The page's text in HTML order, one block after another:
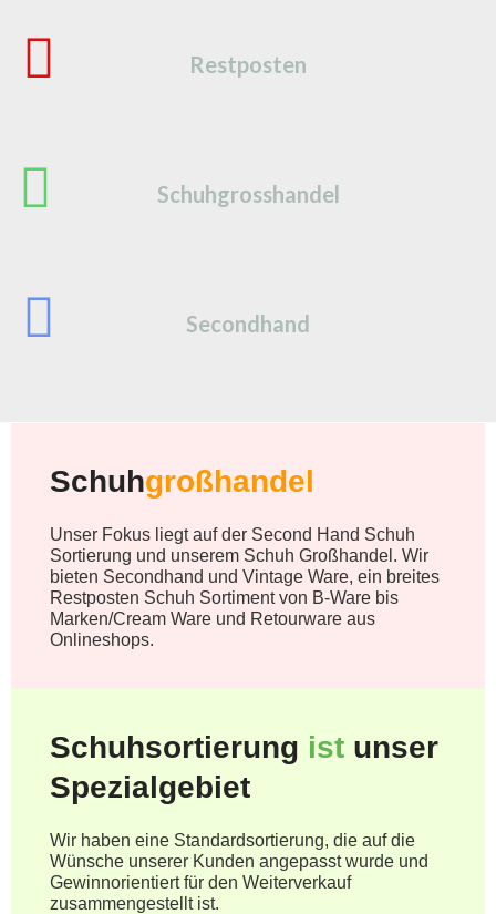
Restposten
Schuhgrosshandel
Secondhand
Schuhgroßhandel
Unser Fokus liegt auf der Second Hand Schuh
Sortierung und unserem Schuh Großhandel. Wir
bieten Secondhand und Vintage Ware, ein breites
Restposten Schuh Sortiment von B-Ware bis
Marken/Cream Ware und Retourware aus
Onlineshops.
Schuhsortierung ist unser
Spezialgebiet
Wir haben eine Standardsortierung, die auf die
Wünsche unserer Kunden angepasst wurde und
Gewinnorientiert für den Weiterverkauf
zusammengestellt ist.